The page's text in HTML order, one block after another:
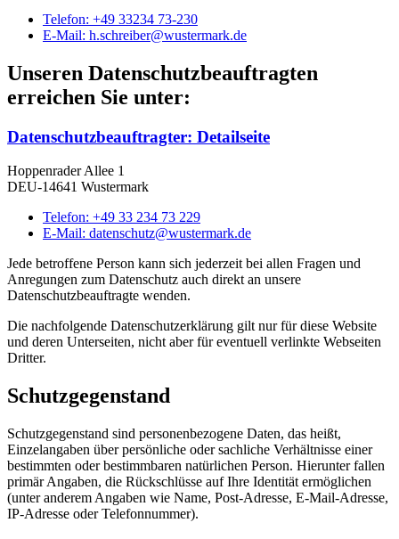
Telefon: +49 33234 73-230
E-Mail: h.schreiber@wustermark.de
Unseren Datenschutzbeauftragten
erreichen Sie unter:
Datenschutzbeauftragter: Detailseite
Hoppenrader Allee 1
DEU-14641 Wustermark
Telefon: +49 33 234 73 229
E-Mail: datenschutz@wustermark.de
Jede betroffene Person kann sich jederzeit bei allen Fragen und
Anregungen zum Datenschutz auch direkt an unsere
Datenschutzbeauftragte wenden.
Die nachfolgende Datenschutzerklärung gilt nur für diese Website
und deren Unterseiten, nicht aber für eventuell verlinkte Webseiten
Dritter.
Schutzgegenstand
Schutzgegenstand sind personenbezogene Daten, das heißt,
Einzelangaben über persönliche oder sachliche Verhältnisse einer
bestimmten oder bestimmbaren natürlichen Person. Hierunter fallen
primär Angaben, die Rückschlüsse auf Ihre Identität ermöglichen
(unter anderem Angaben wie Name, Post-Adresse, E-Mail-Adresse,
IP-Adresse oder Telefonnummer).